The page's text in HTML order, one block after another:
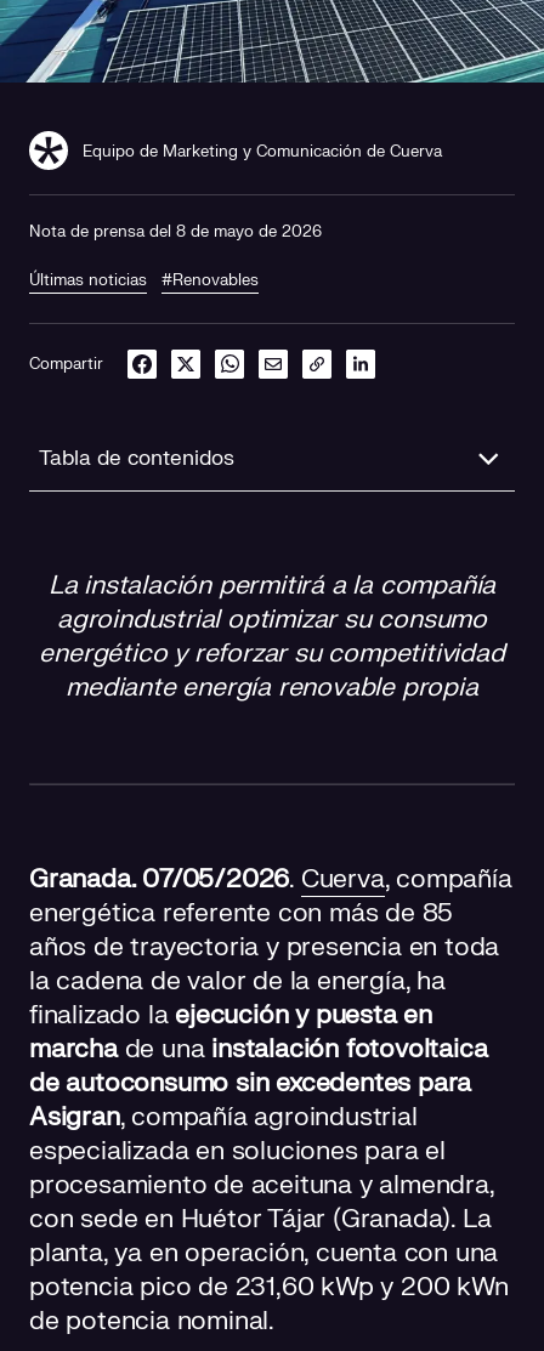
Equipo de Marketing y Comunicación de Cuerva
Nota de prensa del 8 de mayo de 2026
Últimas noticias #Renovables
Compartir
Tabla de contenidos
Autoconsumo sin excedentes: eficiencia, estabilidad y
competitividad
Impulso a la sostenibilidad en el sector agroindustrial
La instalación permitirá a la compañía
agroindustrial optimizar su consumo
energético y reforzar su competitividad
mediante energía renovable propia
Granada. 07/05/2026. Cuerva, compañía
energética referente con más de 85
años de trayectoria y presencia en toda
la cadena de valor de la energía, ha
finalizado la ejecución y puesta en
marchade una instalación fotovoltaica
de autoconsumo sin excedentes para
Asigran, compañía agroindustrial
especializada en soluciones para el
procesamiento de aceituna y almendra,
con sede en Huétor Tájar (Granada). La
planta, ya en operación, cuenta con una
potencia pico de 231,60 kWp y 200 kWn
de potencia nominal.